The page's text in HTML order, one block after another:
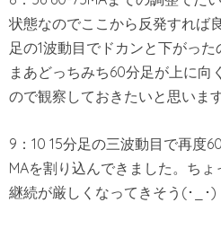
状態なのでここから反発すれば
足の1波動目でドカンと下がった
まあどっちみち60分足が上に向
ので観察しておきたいと思います
9：10 15分足の三波動目で再度
MAを割り込んできました。ち
継続が厳しくなってきそう(･_･)